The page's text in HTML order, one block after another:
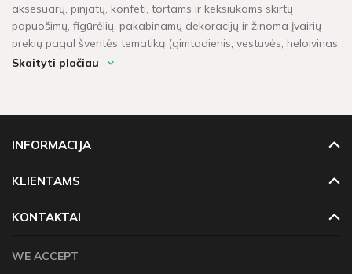
aksesuarų, pinjatų, konfeti, tortams ir keksiukams skirtų
papuošimų, figūrėlių, pakabinamų dekoracijų ir žinoma įvairių
prekių pagal šventės tematiką (gimtadienis, vestuvės, heloivinas,
kalėdos, krikštynos, mergvakaris, „baby shower" ir t.t.).
neturime, pristatymas gali užtrukti tarp 4 - 16 darbo dienų.
nemokamas pristatymas!
Skaityti plačiau
INFORMACIJA
KLIENTAMS
KONTAKTAI
WE ACCEPT